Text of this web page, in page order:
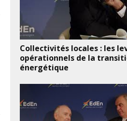
Collectivités locales : les
opérationnels de la
énergétique